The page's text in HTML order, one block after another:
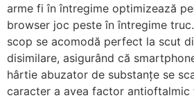
arme fi în întregime optimizează
browser joc peste în întregime
scop se acomodă perfect la scut
disimilare, asigurând că
hârtie abuzator de substanțe se
caracter a avea factor antioftalmic